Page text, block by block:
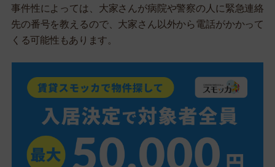
事件性によっては、大家さんが病院や警察の人に緊急連絡
先の番号を教えるので、大家さん以外から電話がかかって
くる可能性もあります。